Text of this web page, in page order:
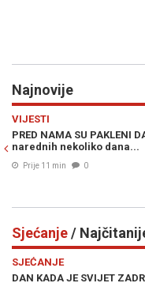
Najnovije
VIJESTI
PRED NAMA SU PAKLENI
narednih nekoliko dana...
Prije 11 min 0
Sjećanje/
SJEĆANJE
DAN KADA JE SVIJET